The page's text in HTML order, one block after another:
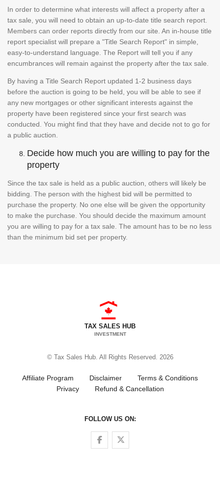
In order to determine what interests will affect a property after a
tax sale, you will need to obtain an up-to-date title search report.
Members can order reports directly from our site. An in-house title
report specialist will prepare a "Title Search Report" in simple,
easy-to-understand language. The Report will tell you if any
encumbrances will remain against the property after the tax sale.
By having a Title Search Report updated 1-2 business days
before the auction is going to be held, you will be able to see if
any new mortgages or other significant interests against the
property have been registered since your first search was
conducted. You might find that they have and decide not to go for
a public auction.
Decide how much you are willing to pay for the
property
Since the tax sale is held as a public auction, others will likely be
bidding. The person with the highest bid will be permitted to
purchase the property. No one else will be given the opportunity
to make the purchase. You should decide the maximum amount
you are willing to pay for a tax sale. The amount has to be no less
than the minimum bid set per property.
TAX SALES HUB
INVESTMENT
© Tax Sales Hub. All Rights Reserved. 2026
Affiliate Program Disclaimer
Terms & Conditions
Privacy
Refund & Cancellation
FOLLOW US ON:
Follow us on Facebook
Follow us on Twitter